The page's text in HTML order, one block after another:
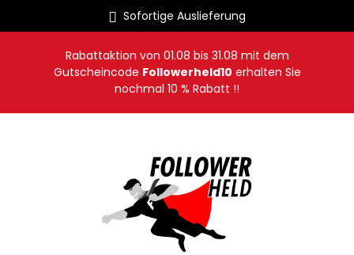
Sofortige Auslieferung
Rabattaktion von 01.08 bis 31.08 mit dem
Gutscheincode Followerheld10 erhalten Sie
nochmal 10 % Rabatt !!